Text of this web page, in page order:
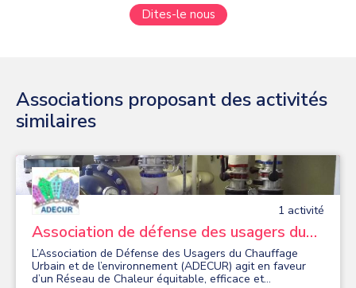
Dites-le nous
Associations proposant des activités
similaires
1 activité
Association de défense des usagers du
chauffage urbain et de l'environnement
L’Association de Défense des Usagers du Chauffage
Urbain et de l’environnement (ADECUR) agit en faveur
d’un Réseau de Chaleur équitable, efficace et